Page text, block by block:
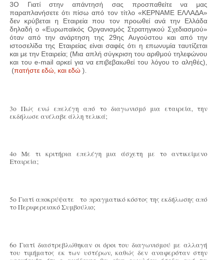
3Ο Γιατί στην απάντησή σας προσπαθείτε να μας
παραπλανήσετε ότι πίσω από τον τίτλο «ΚΕΡΝΑΜΕ ΕΛΛΑΔΑ»
δεν κρύβεται η Εταιρεία που τον προωθεί ανά την Ελλάδα
δηλαδή ο «Ευρωπαϊκός Οργανισμός Στρατηγικού Σχεδιασμού»
όταν από την ανάρτηση της 29ης Αυγούστου και από την
ιστοσελίδα της Εταιρείας είναι σαφές ότι η επωνυμία ταυτίζεται
και με την Εταιρεία; (Μια απλή σύγκριση του αριθμού τηλεφώνου
και του e-mail αρκεί για να επιβεβαιωθεί του λόγου το αληθές),
(πατήστε εδώ, και εδώ ).
3ο Πώς ενώ επελέγη από το διαγωνισμό μια εταιρεία, την
εκδήλωσε ανέλαβε άλλη τελικά;
4ο Με τι κριτήρια επελέγη μια άσχετη με το αντικείμενο
Εταιρεία;
5ο Γιατί αποκρύψατε το πραγματικό κόστος της εκδήλωσης από
το Περιφερειακό Συμβούλιο;
6ο Γιατί διαστρεβλώθηκαν οι όροι του διαγωνισμού με αλλαγή
του τιμήματος εκ των υστέρων, καθώς δεν αναφερόταν στην